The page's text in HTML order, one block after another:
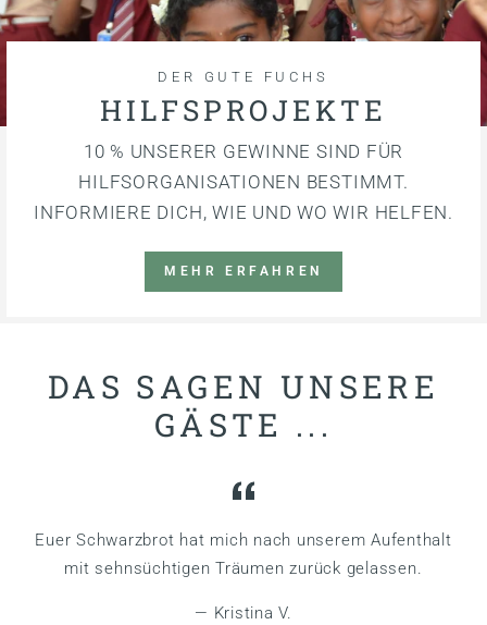
DER GUTE FUCHS
HILFSPROJEKTE
10 % UNSERER GEWINNE SIND FÜR
HILFSORGANISATIONEN BESTIMMT.
INFORMIERE DICH, WIE UND WO WIR HELFEN.
MEHR ERFAHREN
DAS SAGEN UNSERE
GÄSTE ...
Euer Schwarzbrot hat mich nach unserem Aufenthalt
mit sehnsüchtigen Träumen zurück gelassen.
Kristina V.